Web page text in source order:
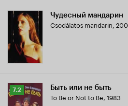
Чудесный мандарин
Csodálatos mandarin,
Рейтинг
Кинопоиска
7.2 Быть или не быть
To Be or Not to Be, 1983